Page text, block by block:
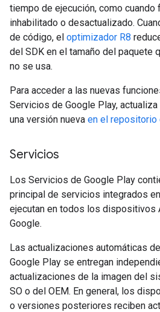
tiempo de ejecución, como cuando
inhabilitado o desactualizado.
de código, el optimizador R8
del SDK en el tamaño del paquete
no se usa.
Para acceder a las nuevas
Servicios de Google Play,
una versión nueva en el repositorio
Servicios
Los Servicios de Google Play
principal de servicios integrados
ejecutan en todos los dispositivos
Google.
Las actualizaciones automáticas
Google Play se entregan
actualizaciones de la imagen del
SO o del OEM. En general, los
o versiones posteriores reciben